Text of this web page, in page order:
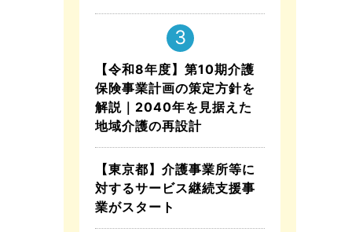
【令和8年度】第10期介護
保険事業計画の策定方針を
解説｜2040年を見据えた
地域介護の再設計
【東京都】介護事業所等に
対するサービス継続支援事
業がスタート